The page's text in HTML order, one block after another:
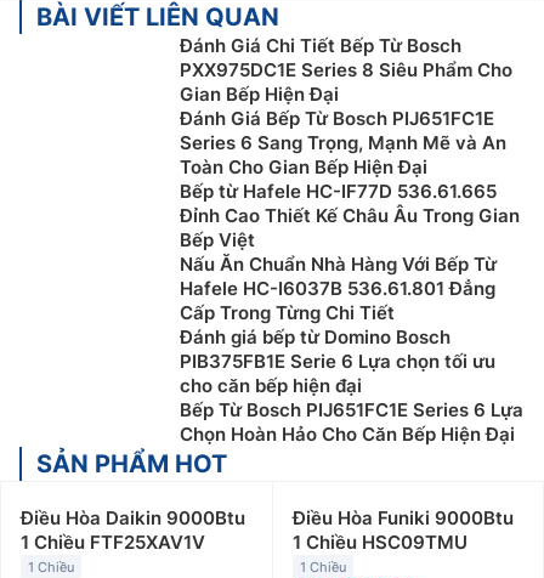
BÀI VIẾT LIÊN QUAN
Đánh Giá Chi Tiết Bếp Từ Bosch
PXX975DC1E Series 8 Siêu Phẩm Cho
Gian Bếp Hiện Đại
Đánh Giá Bếp Từ Bosch PIJ651FC1E
Series 6 Sang Trọng, Mạnh Mẽ và An
Toàn Cho Gian Bếp Hiện Đại
Bếp từ Hafele HC-IF77D 536.61.665
Đỉnh Cao Thiết Kế Châu Âu Trong Gian
Bếp Việt
Nấu Ăn Chuẩn Nhà Hàng Với Bếp Từ
Hafele HC-I6037B 536.61.801 Đẳng
Cấp Trong Từng Chi Tiết
Đánh giá bếp từ Domino Bosch
PIB375FB1E Serie 6 Lựa chọn tối ưu
cho căn bếp hiện đại
Bếp Từ Bosch PIJ651FC1E Series 6 Lựa
Chọn Hoàn Hảo Cho Căn Bếp Hiện Đại
SẢN PHẨM HOT
Điều Hòa Daikin 9000Btu
1 Chiều FTF25XAV1V
1 Chiều
Điều Hòa Funiki 9000Btu
1 Chiều HSC09TMU
1 Chiều